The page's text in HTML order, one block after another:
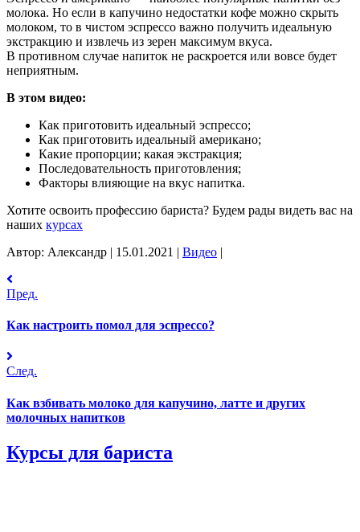
молока. Но если в капучино недостатки кофе можно скрыть
молоком, то в чистом эспрессо важно получить идеальную
экстракцию и извлечь из зерен максимум вкуса.
В противном случае напиток не раскроется или вовсе будет
неприятным.
В этом видео:
Как приготовить идеальный эспрессо;
Как приготовить идеальный американо;
Какие пропорции; какая экстракция;
Последовательность приготовления;
Факторы влияющие на вкус напитка.
Хотите освоить профессию бариста? Будем рады видеть вас на
наших курсах
Автор: Александр | 15.01.2021 | Видео |
Пред.
Как настроить помол для эспрессо?
След.
Как взбивать молоко для капучино, латте и других
молочных напитков
Курсы для бариста